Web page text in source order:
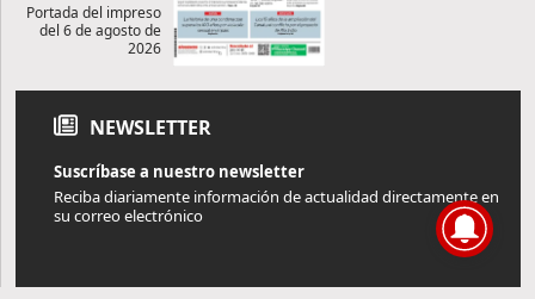
Portada del impreso
del 6 de agosto de
2026
NEWSLETTER
Suscríbase a nuestro newsletter
Reciba diariamente información de actualidad directamente en
su correo electrónico